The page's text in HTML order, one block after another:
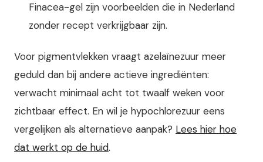
Finacea-gel zijn voorbeelden die in Nederland
zonder recept verkrijgbaar zijn.
Voor pigmentvlekken vraagt azelaïnezuur meer
geduld dan bij andere actieve ingrediënten:
verwacht minimaal acht tot twaalf weken voor
zichtbaar effect. En wil je hypochlorezuur eens
vergelijken als alternatieve aanpak? Lees hier hoe
dat werkt op de huid.